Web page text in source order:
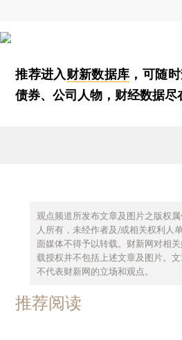
推荐进入财新数据库 ，可随
债券、公司人物，财经数据尽
观点频道所发布文章及图片之版权
人所有，未经作者及/或相关权利人
面媒体不得予以转载。财新网对相
载授权并不包括上述文章及图片。文
不代表财新网的立场和观点。
推荐阅读